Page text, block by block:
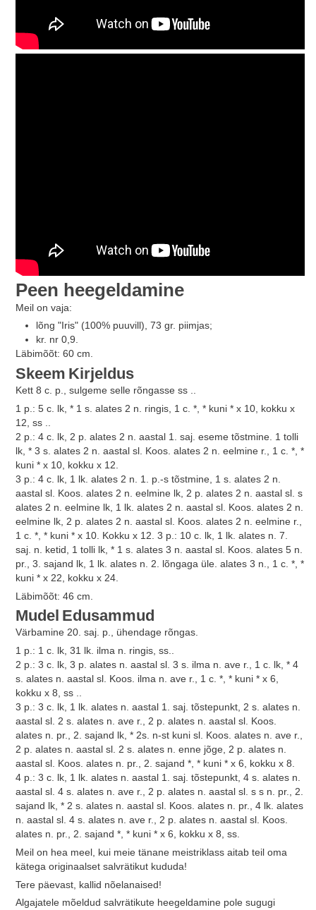
Peen heegeldamine
Meil on vaja:
lõng "Iris" (100% puuvill), 73 gr. piimjas;
kr. nr 0,9.
Läbimõõt: 60 cm.
Skeem Kirjeldus
Kett 8 c. p., sulgeme selle rõngasse ss ..
1 p.: 5 c. lk, * 1 s. alates 2 n. ringis, 1 c. *, * kuni * x 10, kokku x
12, ss ..
2 p.: 4 c. lk, 2 p. alates 2 n. aastal 1. saj. eseme tõstmine. 1 tolli
lk, * 3 s. alates 2 n. aastal sl. Koos. alates 2 n. eelmine r., 1 c. *, *
kuni * x 10, kokku x 12.
3 p.: 4 c. lk, 1 lk. alates 2 n. 1. p.-s tõstmine, 1 s. alates 2 n.
aastal sl. Koos. alates 2 n. eelmine lk, 2 p. alates 2 n. aastal sl. s
alates 2 n. eelmine lk, 1 lk. alates 2 n. aastal sl. Koos. alates 2 n.
eelmine lk, 2 p. alates 2 n. aastal sl. Koos. alates 2 n. eelmine r.,
1 c. *, * kuni * x 10. Kokku x 12. 3 p.: 10 c. lk, 1 lk. alates n. 7.
saj. n. ketid, 1 tolli lk, * 1 s. alates 3 n. aastal sl. Koos. alates 5 n.
pr., 3. sajand lk, 1 lk. alates n. 2. lõngaga üle. alates 3 n., 1 c. *, *
kuni * x 22, kokku x 24.
Läbimõõt: 46 cm.
Mudel Edusammud
Värbamine 20. saj. p., ühendage rõngas.
1 p.: 1 c. lk, 31 lk. ilma n. ringis, ss..
2 p.: 3 c. lk, 3 p. alates n. aastal sl. 3 s. ilma n. ave r., 1 c. lk, * 4
s. alates n. aastal sl. Koos. ilma n. ave r., 1 c. *, * kuni * x 6,
kokku x 8, ss ..
3 p.: 3 c. lk, 1 lk. alates n. aastal 1. saj. tõstepunkt, 2 s. alates n.
aastal sl. 2 s. alates n. ave r., 2 p. alates n. aastal sl. Koos.
alates n. pr., 2. sajand lk, * 2s. n-st kuni sl. Koos. alates n. ave r.,
2 p. alates n. aastal sl. 2 s. alates n. enne jõge, 2 p. alates n.
aastal sl. Koos. alates n. pr., 2. sajand *, * kuni * x 6, kokku x 8.
4 p.: 3 c. lk, 1 lk. alates n. aastal 1. saj. tõstepunkt, 4 s. alates n.
aastal sl. 4 s. alates n. ave r., 2 p. alates n. aastal sl. s s n. pr., 2.
sajand lk, * 2 s. alates n. aastal sl. Koos. alates n. pr., 4 lk. alates
n. aastal sl. 4 s. alates n. ave r., 2 p. alates n. aastal sl. Koos.
alates n. pr., 2. sajand *, * kuni * x 6, kokku x 8, ss.
Meil on hea meel, kui meie tänane meistriklass aitab teil oma
kätega originaalset salvrätikut kududa!
Tere päevast, kallid nõelanaised!
Algajatele mõeldud salvrätikute heegeldamine pole sugugi